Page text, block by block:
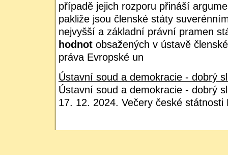
případě jejich rozporu přináší
pakliže jsou členské státy
nejvyšší a základní právní pramen
hodnot obsažených v ústavě
práva Evropské un
Ústavní soud a demokracie - dobrý
Ústavní soud a demokracie - dobrý
17. 12. 2024. Večery české státnosti